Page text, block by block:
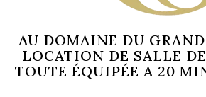
AU DOMAINE DU
LOCATION DE SALLE
TOUTE ÉQUIPÉE A 20